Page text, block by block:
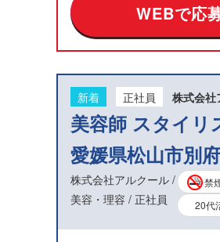
WEBで応
新着 正社員 株式会社
美容師 スタイリ
愛媛県松山市別
株式会社アルクール /
美容・理容 / 正社員
禁
20代